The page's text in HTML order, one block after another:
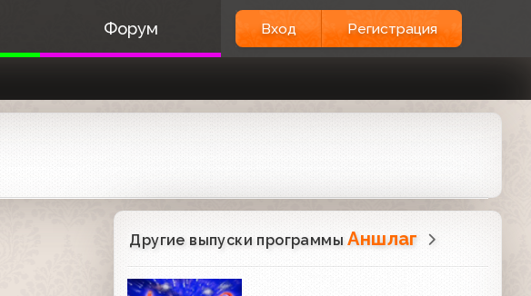
Форум Вход Регистрация
Другие выпуски программыАншлаг